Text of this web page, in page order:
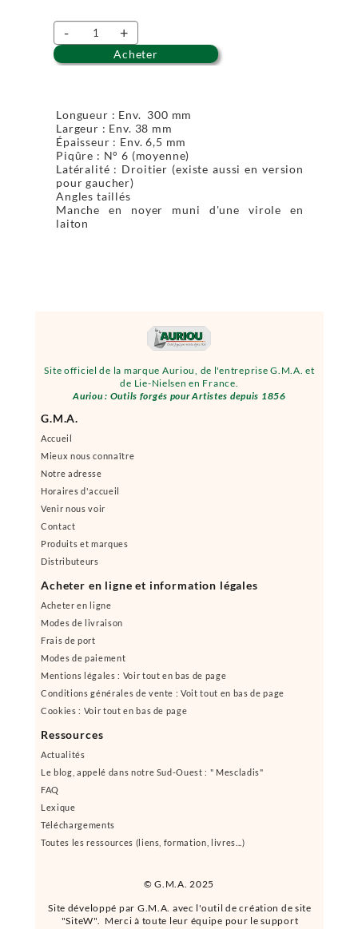
© G.M.A. 2025
Site officiel de la marque Auriou, de l'entreprise G.M.A. et
de Lie-Nielsen en France.
Auriou : Outils forgés pour Artistes depuis 1856
Site développé par G.M.A. avec l'outil de création de site
"SiteW". Merci à toute leur équipe pour le support
G.M.A.
Accueil
Mieux nous connaître
Notre adresse
Horaires d'accueil
Venir nous voir
Contact
Produits et marques
Distributeurs
Acheter en ligne et information légales
Acheter en ligne
Modes de livraison
Frais de port
Modes de paiement
Mentions légales : Voir tout en bas de page
Conditions générales de vente : Voit tout en bas de page
Cookies : Voir tout en bas de page
Ressources
Actualités
Le blog, appelé dans notre Sud-Ouest : " Mescladis"
FAQ
Lexique
Téléchargements
Toutes les ressources (liens, formation, livres...)
- +
Acheter
Longueur : Env. 300 mm
Largeur : Env. 38 mm
Épaisseur : Env. 6,5 mm
Piqûre : N° 6 (moyenne)
Latéralité : Droitier (existe aussi en version
pour gaucher)
Angles taillés
Manche en noyer muni d'une virole en
laiton